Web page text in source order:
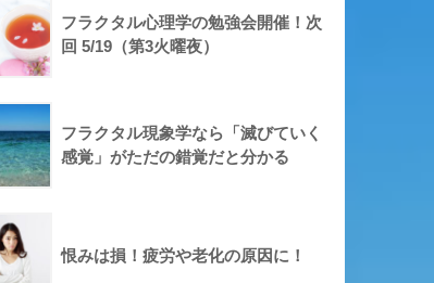
フラクタル心理学の勉強会開催！次
回 5/19（第3火曜夜）
フラクタル現象学なら「滅びていく
感覚」がただの錯覚だと分かる
恨みは損！疲労や老化の原因に！